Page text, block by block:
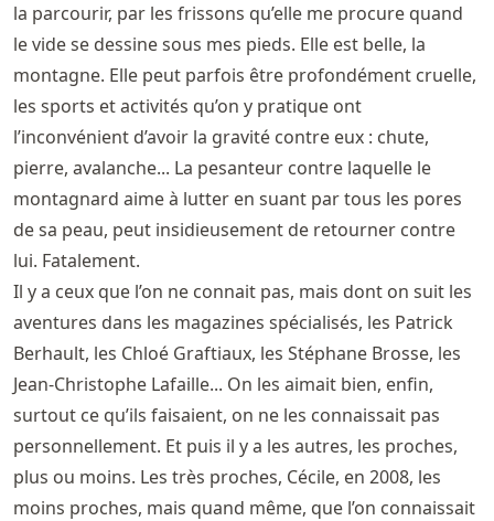
la parcourir, par les frissons qu’elle me procure quand
le vide se dessine sous mes pieds. Elle est belle, la
montagne. Elle peut parfois être profondément cruelle,
les sports et activités qu’on y pratique ont
l’inconvénient d’avoir la gravité contre eux : chute,
pierre, avalanche... La pesanteur contre laquelle le
montagnard aime à lutter en suant par tous les pores
de sa peau, peut insidieusement de retourner contre
lui. Fatalement.
Il y a ceux que l’on ne connait pas, mais dont on suit les
aventures dans les magazines spécialisés, les Patrick
Berhault, les Chloé Graftiaux, les Stéphane Brosse, les
Jean-Christophe Lafaille... On les aimait bien, enfin,
surtout ce qu’ils faisaient, on ne les connaissait pas
personnellement. Et puis il y a les autres, les proches,
plus ou moins. Les très proches, Cécile, en 2008, les
moins proches, mais quand même, que l’on connaissait